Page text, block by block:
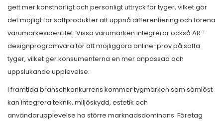
gett mer konstnärligt och personligt uttryck för tyger, vilket gör
det möjligt för soffprodukter att uppnå differentiering och förena
varumärkesidentitet. Vissa varumärken integrerar också AR-
designprogramvara för att möjliggöra online-prov på soffa
tyger, vilket ger konsumenterna en mer anpassad och
uppslukande upplevelse.
I framtida branschkonkurrens kommer tygmärken som sömlöst
kan integrera teknik, miljöskydd, estetik och
användarupplevelse ha större marknadsdominans. Företag